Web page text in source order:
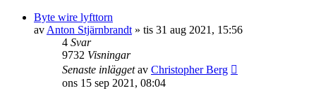
Byte wire lyfttorn
av Anton Stjärnbrandt » tis 31 aug 2021, 15:56
4 Svar
9732 Visningar
Senaste inläggetav Christopher Berg
ons 15 sep 2021, 08:04